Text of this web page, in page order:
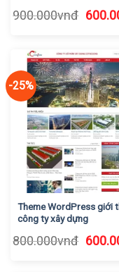
900.000vnđ Giá
-25%
Theme WordPress giới
công ty xây dựng
800.000vnđ Giá